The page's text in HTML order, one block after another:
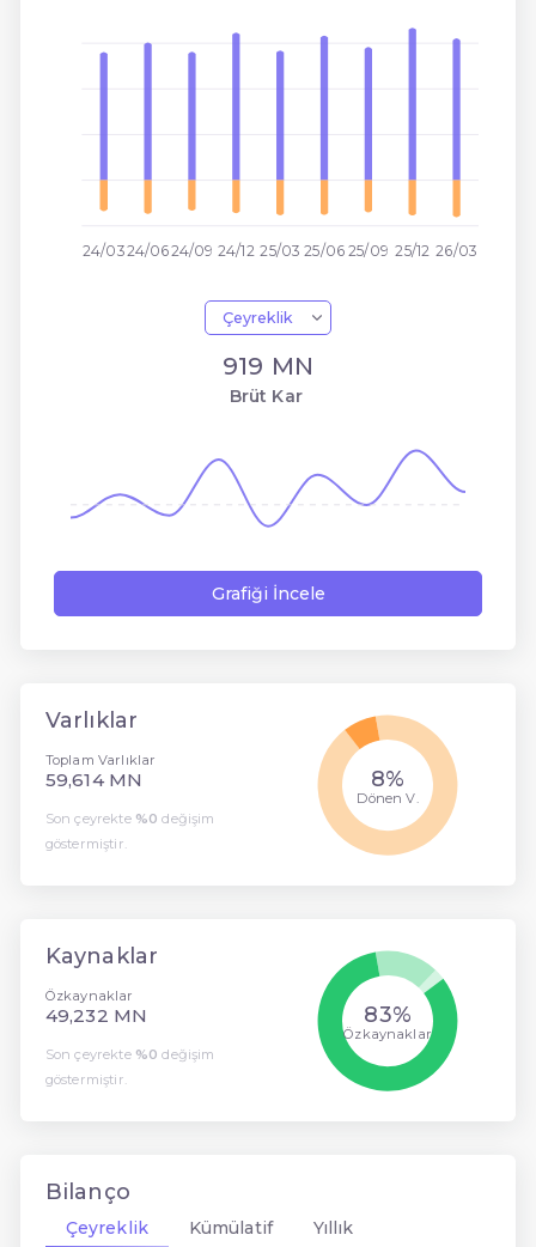
24/0324/0624/09 24/12 25/03 25/06 25/09 25/12 26/03
Çeyreklik
919 MN
Brüt Kar
Grafiği İncele
Varlıklar
Toplam Varlıklar
59,614 MN
Son çeyrekte %0 değişim
göstermiştir.
Dönen V.
8%
Kaynaklar
Özkaynaklar
49,232 MN
Son çeyrekte %0 değişim
göstermiştir.
Özkaynaklar
83%
Bilanço
Çeyreklik Kümülatif Yıllık